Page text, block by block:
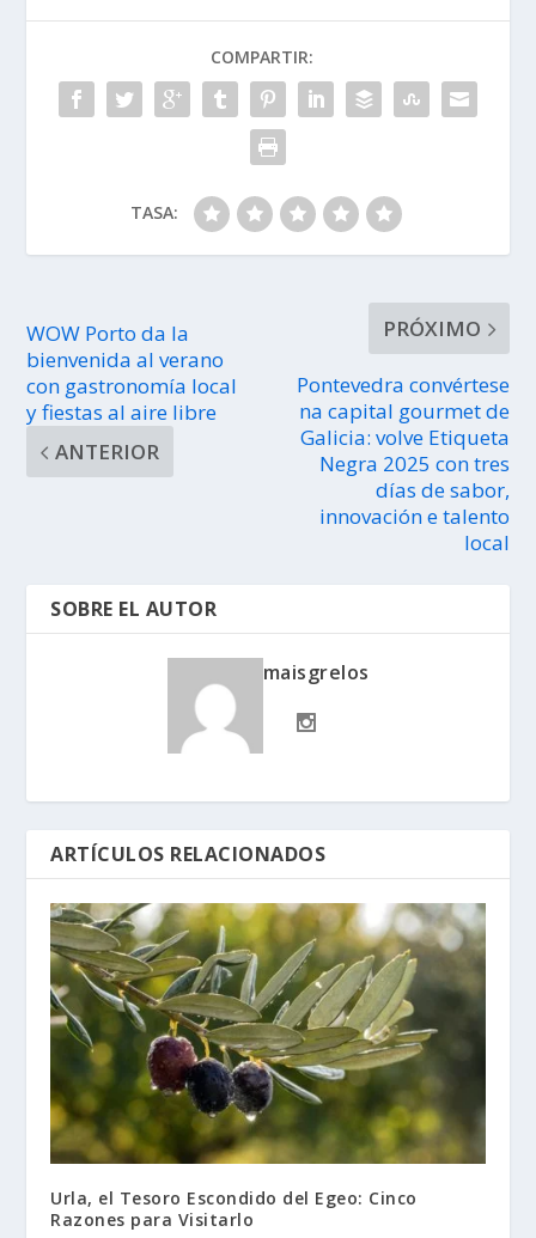
COMPARTIR:
TASA:
WOW Porto da la
bienvenida al verano
con gastronomía local
y fiestas al aire libre
ANTERIOR
PRÓXIMO
Pontevedra convértese
na capital gourmet de
Galicia: volve Etiqueta
Negra 2025 con tres
días de sabor,
innovación e talento
local
SOBRE EL AUTOR
maisgrelos
ARTÍCULOS RELACIONADOS
Urla, el Tesoro Escondido del Egeo: Cinco
Razones para Visitarlo